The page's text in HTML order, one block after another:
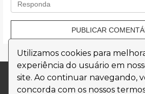
Utilizamos cookies para
experiência do usuário em
site. Ao continuar navegando,
concorda com os nossos
PUBLICAR
Contato
Termos
Política de